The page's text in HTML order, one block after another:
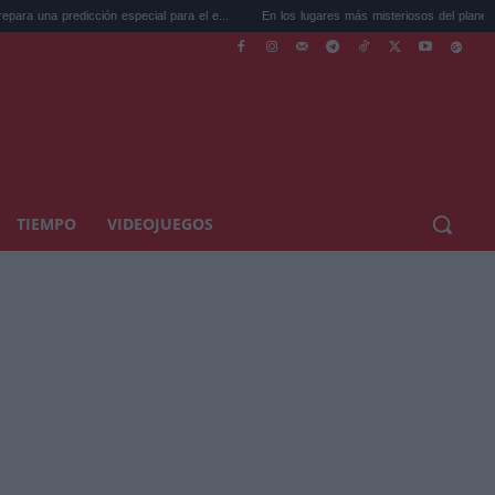
especial para el e... En los lugares más misteriosos del planeta: Stoneh...
TIEMPO VIDEOJUEGOS